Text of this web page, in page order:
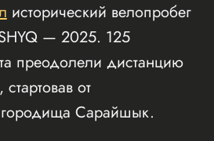
исторический велопробег
— 2025. 125
преодолели дистанцию
от
городища Сарайшык.